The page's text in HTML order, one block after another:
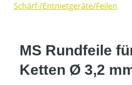
Schärf-/Entnietgeräte/Feilen
MS Rundfeile
Ketten Ø 3,2